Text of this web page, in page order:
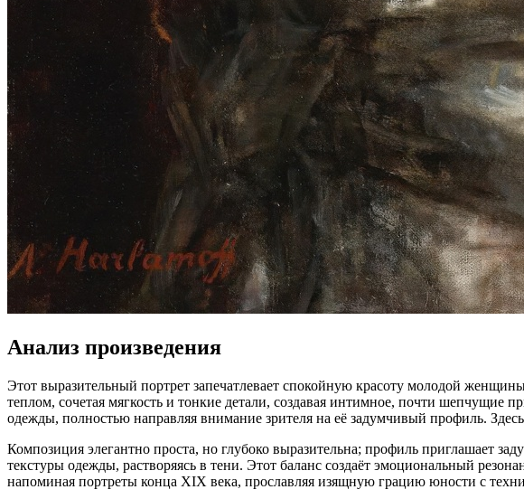
Анализ произведения
Этот выразительный портрет запечатлевает спокойную красоту молодой
теплом, сочетая мягкость и тонкие детали, создавая интимное, почти
одежды, полностью направляя внимание зрителя на её задумчивый профиль.
Композиция элегантно проста, но глубоко выразительна; профиль приглашает
текстуры одежды, растворяясь в тени. Этот баланс создаёт эмоциональный
напоминая портреты конца XIX века, прославляя изящную грацию юности с